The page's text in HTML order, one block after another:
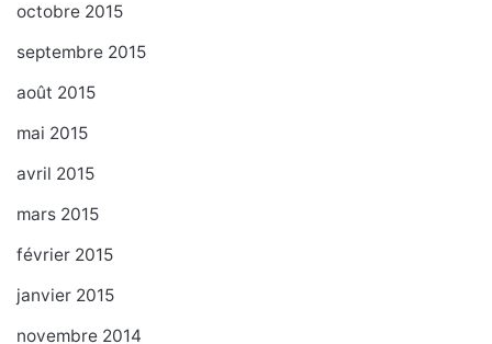
octobre 2015
septembre 2015
août 2015
mai 2015
avril 2015
mars 2015
février 2015
janvier 2015
novembre 2014